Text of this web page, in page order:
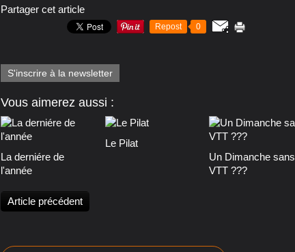
Partager cet article
Repost 0
S'inscrire à la newsletter
Vous aimerez aussi :
La derniére de
l'année
Le Pilat
Un Dimanche sans
VTT ???
Article précédent